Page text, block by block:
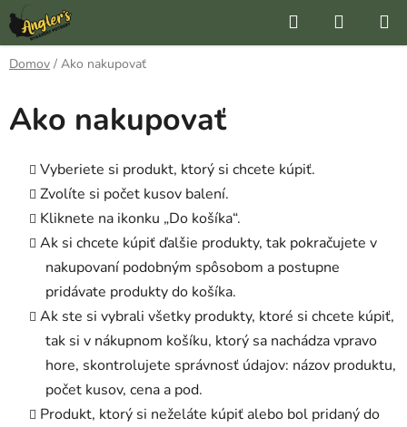
Prejsť
na
obsah
Hľadať
KOŠÍK
Domov / Ako nakupovať
Ako nakupovať
Vyberiete si produkt, ktorý si chcete kúpiť.
Zvolíte si počet kusov balení.
Kliknete na ikonku „Do košíka“.
Ak si chcete kúpiť ďalšie produkty, tak pokračujete v
nakupovaní podobným spôsobom a postupne
pridávate produkty do košíka.
Ak ste si vybrali všetky produkty, ktoré si chcete kúpiť,
tak si v nákupnom košíku, ktorý sa nachádza vpravo
hore, skontrolujete správnosť údajov: názov produktu,
počet kusov, cena a pod.
Produkt, ktorý si neželáte kúpiť alebo bol pridaný do